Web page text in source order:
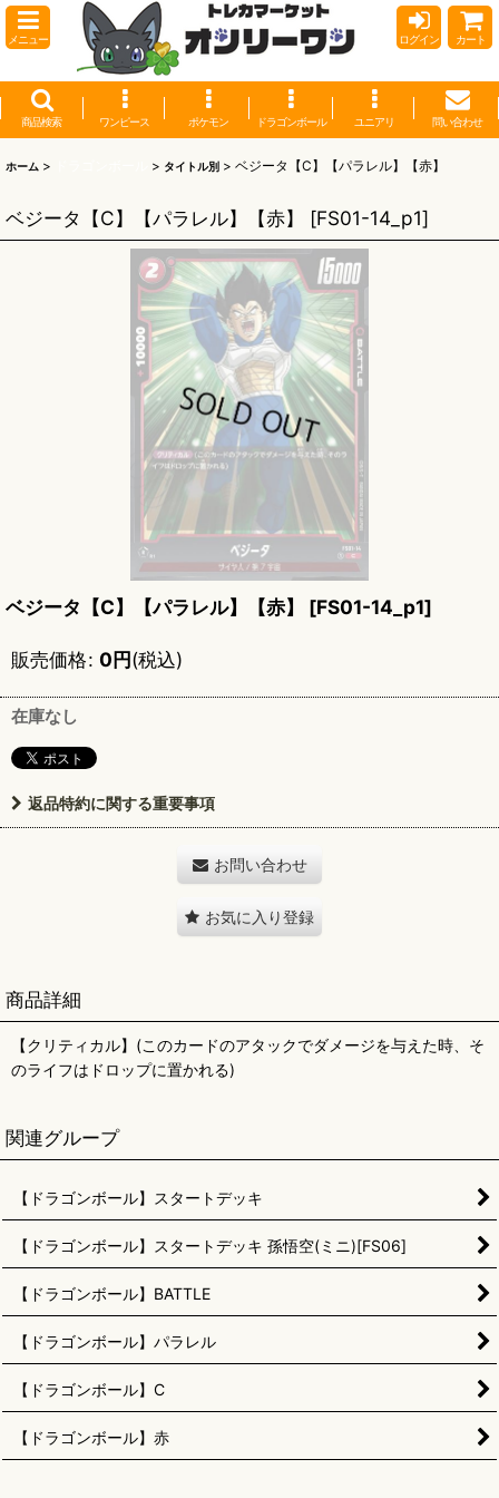
メニュー ログイン カート
商品検索 ワンピース ポケモン ドラゴンボール ユニアリ 問い合わせ
ホーム > > タイトル別 > ベジータ【C】【パラレル】【赤】
ベジータ【C】【パラレル】【赤】 [FS01-14_p1]
ベジータ【C】【パラレル】【赤】 [FS01-14_p1]
販売価格: 0円(税込)
在庫なし
返品特約に関する重要事項
お問い合わせ
お気に入り登録
商品詳細
【クリティカル】(このカードのアタックでダメージを与えた時、そ
のライフはドロップに置かれる)
関連グループ
【ドラゴンボール】スタートデッキ
【ドラゴンボール】スタートデッキ 孫悟空(ミニ)[FS06]
【ドラゴンボール】BATTLE
【ドラゴンボール】パラレル
【ドラゴンボール】C
【ドラゴンボール】赤